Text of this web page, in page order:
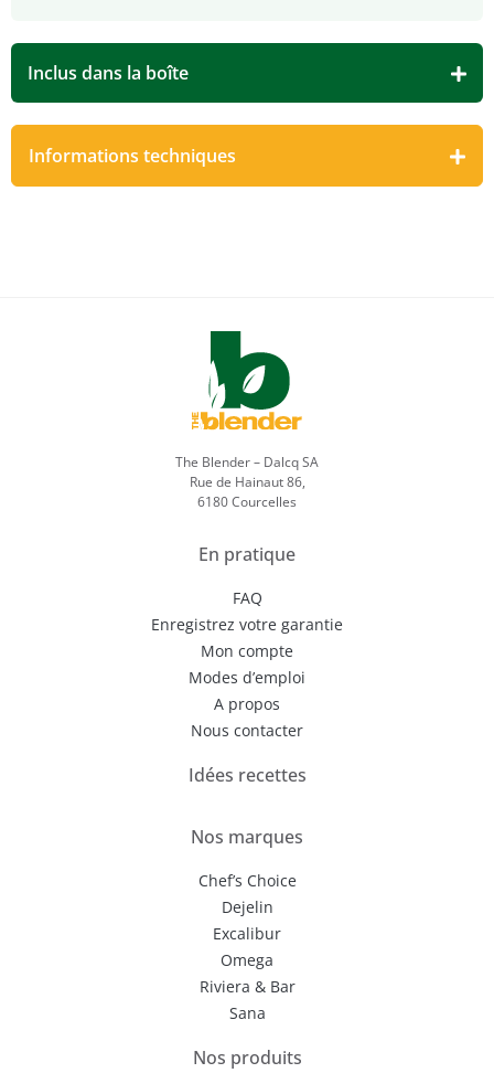
Inclus dans la boîte
Informations techniques
The Blender – Dalcq SA
Rue de Hainaut 86,
6180 Courcelles
En pratique
FAQ
Enregistrez votre garantie
Mon compte
Modes d’emploi
A propos
Nous contacter
Idées recettes
Nos marques
Chef’s Choice
Dejelin
Excalibur
Omega
Riviera & Bar
Sana
Nos produits